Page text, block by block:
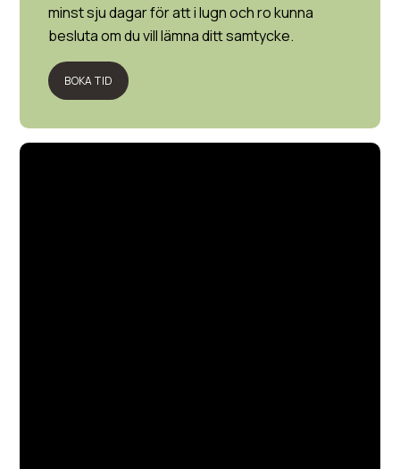
minst sju dagar för att i lugn och ro kunna
besluta om du vill lämna ditt samtycke.
BOKA TID